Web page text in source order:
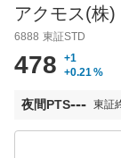
アクモス(株)
6888 東証STD
478
+1
+0.21 %
夜間PTS--- 東証